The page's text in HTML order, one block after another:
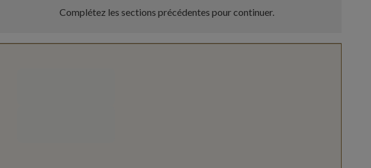
Complétez les sections précédentes pour continuer.